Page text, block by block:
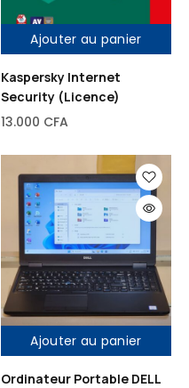
Ajouter au panier
Kaspersky Internet
Security (Licence)
13.000 CFA
Ajouter au panier
Ordinateur Portable DELL